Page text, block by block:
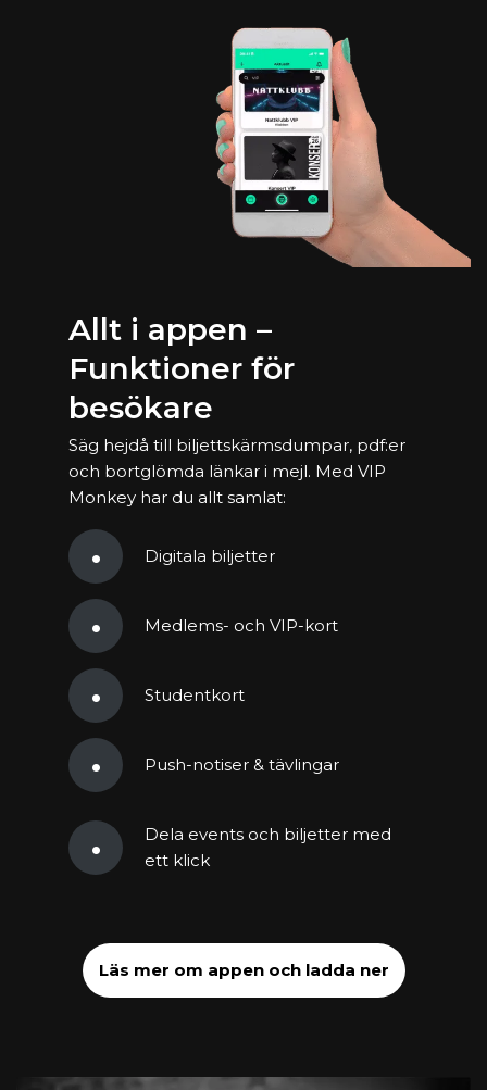
Allt i appen –
Funktioner för
besökare
Säg hejdå till biljettskärmsdumpar, pdf:er
och bortglömda länkar i mejl. Med VIP
Monkey har du allt samlat:
Digitala biljetter
Medlems- och VIP-kort
Studentkort
Push-notiser & tävlingar
Dela events och biljetter med
ett klick
Läs mer om appen och ladda ner